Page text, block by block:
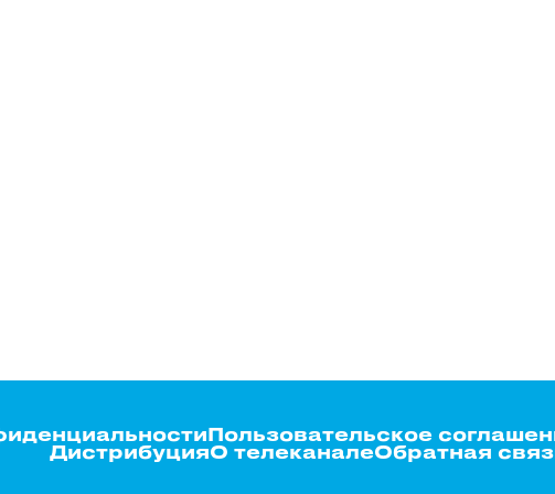
Пользовательское
ДистрибуцияО телеканалеОбратная